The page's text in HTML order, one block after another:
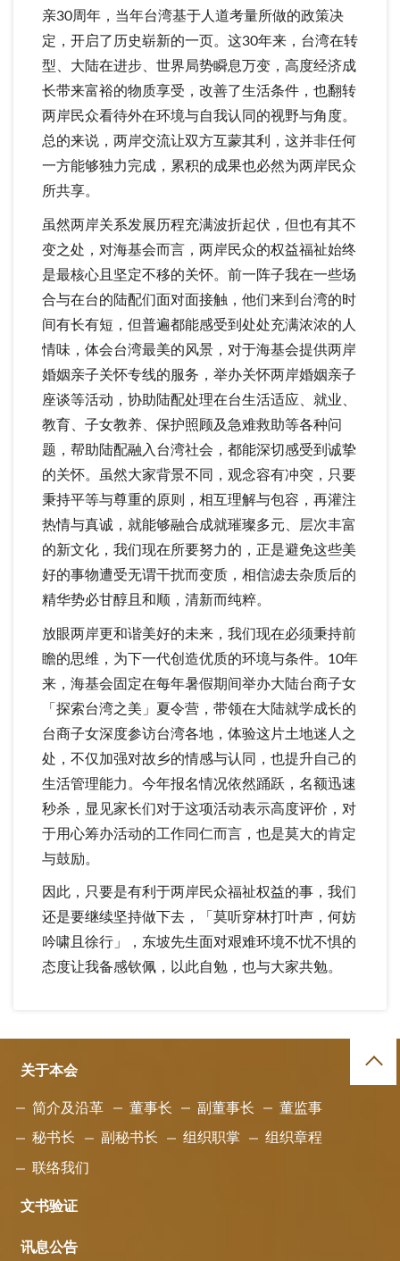
亲30周年，当年台湾基于人道考量所做的政策决
定，开启了历史崭新的一页。这30年来，台湾在转
型、大陆在进步、世界局势瞬息万变，高度经济成
长带来富裕的物质享受，改善了生活条件，也翻转
两岸民众看待外在环境与自我认同的视野与角度。
总的来说，两岸交流让双方互蒙其利，这并非任何
一方能够独力完成，累积的成果也必然为两岸民众
所共享。
虽然两岸关系发展历程充满波折起伏，但也有其不
变之处，对海基会而言，两岸民众的权益福祉始终
是最核心且坚定不移的关怀。前一阵子我在一些场
合与在台的陆配们面对面接触，他们来到台湾的时
间有长有短，但普遍都能感受到处处充满浓浓的人
情味，体会台湾最美的风景，对于海基会提供两岸
婚姻亲子关怀专线的服务，举办关怀两岸婚姻亲子
座谈等活动，协助陆配处理在台生活适应、就业、
教育、子女教养、保护照顾及急难救助等各种问
题，帮助陆配融入台湾社会，都能深切感受到诚挚
的关怀。虽然大家背景不同，观念容有冲突，只要
秉持平等与尊重的原则，相互理解与包容，再灌注
热情与真诚，就能够融合成就璀璨多元、层次丰富
的新文化，我们现在所要努力的，正是避免这些美
好的事物遭受无谓干扰而变质，相信滤去杂质后的
精华势必甘醇且和顺，清新而纯粹。
放眼两岸更和谐美好的未来，我们现在必须秉持前
瞻的思维，为下一代创造优质的环境与条件。10年
来，海基会固定在每年暑假期间举办大陆台商子女
「探索台湾之美」夏令营，带领在大陆就学成长的
台商子女深度参访台湾各地，体验这片土地迷人之
处，不仅加强对故乡的情感与认同，也提升自己的
生活管理能力。今年报名情况依然踊跃，名额迅速
秒杀，显见家长们对于这项活动表示高度评价，对
于用心筹办活动的工作同仁而言，也是莫大的肯定
与鼓励。
因此，只要是有利于两岸民众福祉权益的事，我们
还是要继续坚持做下去，「莫听穿林打叶声，何妨
吟啸且徐行」，东坡先生面对艰难环境不忧不惧的
态度让我备感钦佩，以此自勉，也与大家共勉。
关于本会
简介及沿革 董事长 副董事长 董监事
秘书长 副秘书长 组织职掌 组织章程
联络我们
文书验证
讯息公告